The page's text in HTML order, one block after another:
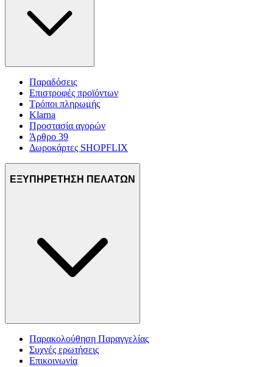
Παραδόσεις
Επιστροφές προϊόντων
Τρόποι πληρωμής
Klarna
Προστασία αγορών
Άρθρο 39
Δωροκάρτες SHOPFLIX
ΕΞΥΠΗΡΕΤΗΣΗ ΠΕΛΑΤΩΝ
Παρακολούθηση Παραγγελίας
Συχνές ερωτήσεις
Επικοινωνία